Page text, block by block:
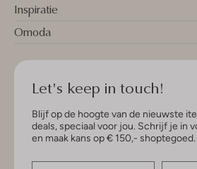
Inspiratie
Omoda
Let's keep in touch!
Blijf op de hoogte van de nieuwste
deals, speciaal voor jou. Schrijf je in
en maak kans op € 150,- shoptegoed.